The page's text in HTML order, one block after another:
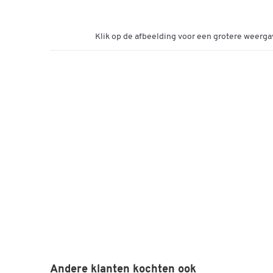
Klik op de afbeelding voor een grotere
Andere klanten kochten ook